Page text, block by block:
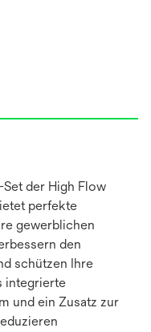
der High Flow
perfekte
gewerblichen
den
schützen Ihre
integrierte
und ein Zusatz zur